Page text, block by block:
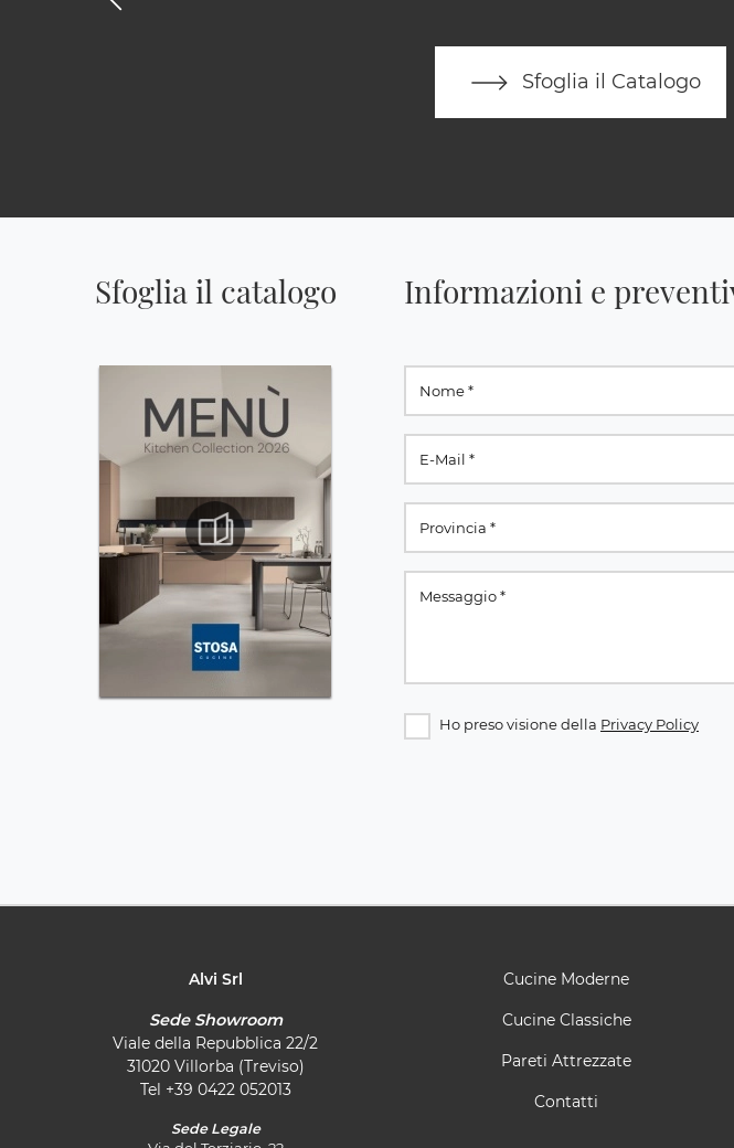
Sfoglia il Catalogo
Sfoglia il catalogo Informazioni e
Ho preso visione della Privacy Policy
Alvi Srl
Sede Showroom
Viale della Repubblica 22/2
31020 Villorba (Treviso)
Tel +39 0422 052013
Sede Legale
Cucine Moderne
Cucine Classiche
Pareti Attrezzate
Contatti